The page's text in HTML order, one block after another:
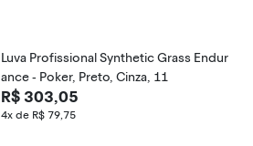
Luva Profissional Synthetic Grass Endur
ance - Poker, Preto, Cinza, 11
R$ 303,05
4x de R$ 79,75